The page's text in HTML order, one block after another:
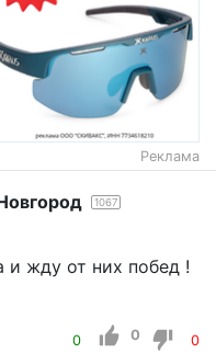
Реклама
1067
и жду от них побед !
0 0 0